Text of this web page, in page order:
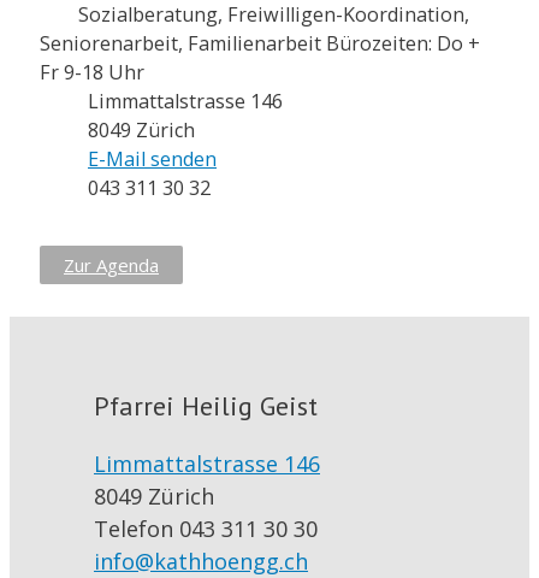
Sozialberatung, Freiwilligen-Koordination,
Seniorenarbeit, Familienarbeit Bürozeiten: Do +
Fr 9-18 Uhr
Limmattalstrasse 146
8049 Zürich
E-Mail senden
043 311 30 32
Zur Agenda
Pfarrei Heilig Geist
Limmattalstrasse 146
8049 Zürich
Telefon 043 311 30 30
info@kathhoengg.ch